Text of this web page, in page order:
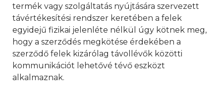
termék vagy szolgáltatás nyújtására szervezett
távértékesítési rendszer keretében a felek
egyidejű fizikai jelenléte nélkül úgy kötnek meg,
hogy a szerződés megkötése érdekében a
szerződő felek kizárólag távollévők közötti
kommunikációt lehetővé tévő eszközt
alkalmaznak.